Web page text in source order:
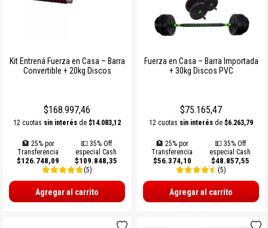
Kit Entrená Fuerza en Casa – Barra
Convertible + 20kg Discos
$168.997,46
12 cuotas sin interés de $14.083,12
🏦 25% por
Transferencia
$126.748,09
💵 35% Off
especial Cash
$109.848,35
(5)
Agregar al carrito
Fuerza en Casa – Barra Importada
+ 30kg Discos PVC
$75.165,47
12 cuotas sin interés de $6.263,79
🏦 25% por
Transferencia
$56.374,10
💵 35% Off
especial Cash
$48.857,55
(5)
Agregar al carrito